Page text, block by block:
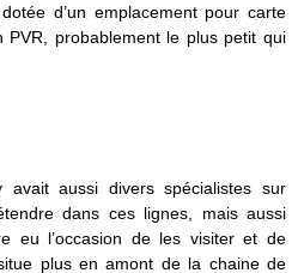
d’un emplacement pour carte
probablement le plus petit qui
aussi divers spécialistes sur
dans ces lignes, mais aussi
eu l’occasion de les visiter et de
plus en amont de la chaine de